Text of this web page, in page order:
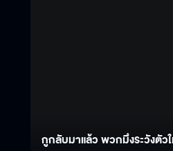
กูกลับมาแล้ว พวกมึงระวังตัว